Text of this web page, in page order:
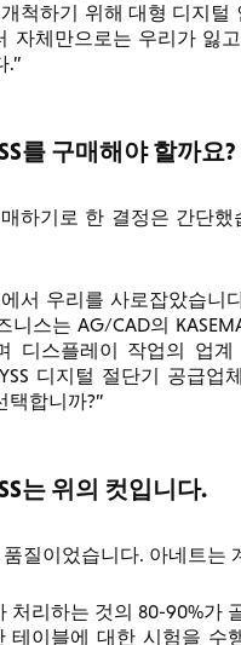
척하기 위해 대형 디지털
자체만으로는 우리가 잃
.
를 구매해야 할까요?
하기로 한 결정은 간단
서 우리를 사로잡았습니
스는 AG/CAD의
디스플레이 작업의 업
디지털 절단기 공급업
택합니까?
는 위의 컷입니다.
품질이었습니다. 아네트는
처리하는 것의 80-90%가
이블에 대한 시험을 수